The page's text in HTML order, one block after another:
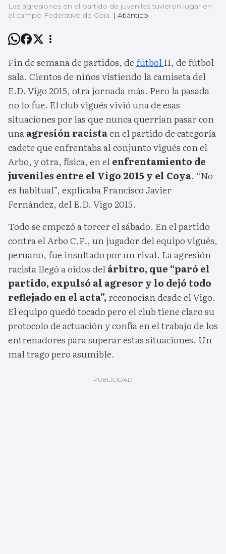
Las agresiones en el partido de juveniles tuvieron lugar en
el campo Federativo de Coia. | Atlántico
Fin de semana de partidos, de fútbol11, de fútbol
sala. Cientos de niños vistiendo la camiseta del
E.D. Vigo 2015, otra jornada más. Pero la pasada
no lo fue. El club vigués vivió una de esas
situaciones por las que nunca querrían pasar con
unaagresión racistaen el partido de categoría
cadete que enfrentaba al conjunto vigués con el
Arbo, y otra, física, en elenfrentamiento de
juveniles entre el Vigo 2015 y el Coya. “No
es habitual”, explicaba Francisco Javier
Fernández, del E.D. Vigo 2015.
Todo se empezó a torcer el sábado. En el partido
contra el Arbo C.F., un jugador del equipo vigués,
peruano, fue insultado por un rival. La agresión
racista llegó a oídos delárbitro, que “paró el
partido, expulsó al agresor y lo dejó todo
reflejado en el acta”, reconocían desde el Vigo.
El equipo quedó tocado pero el club tiene claro su
protocolo de actuación y confía en el trabajo de los
entrenadores para superar estas situaciones. Un
mal trago pero asumible.